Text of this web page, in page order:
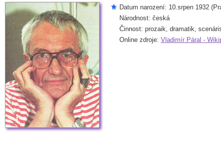
Datum narození: 10.srpen 1932
Národnost: česká
Činnost: prozaik, dramatik,
Online zdroje: Vladimír Páral -